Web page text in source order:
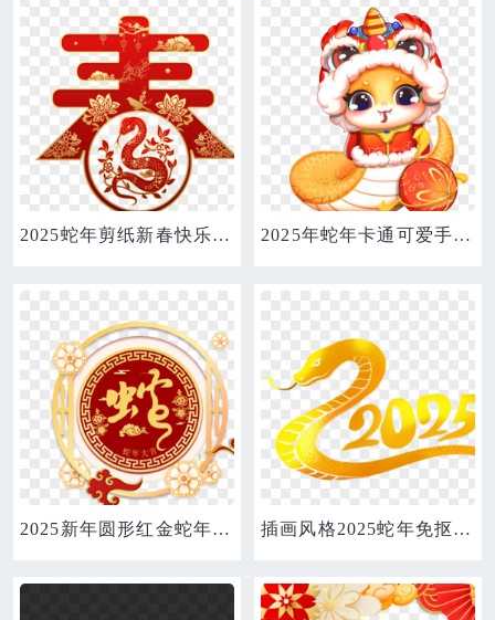
2025蛇年剪纸新春快乐合成元素 2025年蛇年卡通可爱手绘金色蛇IP形象免抠元素
2025新年圆形红金蛇年合成素材 插画风格2025蛇年免抠元素